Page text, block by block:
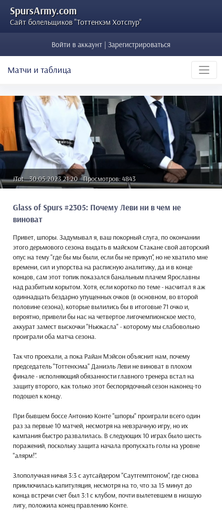
SpursArmy.com
Сайт болельщиков "Тоттенхэм Хотспур"
Войти в аккаунт | Зарегистрироваться
Матчи и таблица
iTot 30.05.2023 21:20 Просмотров: 4843
Glass of Spurs #2305: Почему Леви ни в чем не
виноват
Привет, шпоры. Задумывал я, ваш покорный слуга, по окончании
этого дерьмового сезона выдать в майском Стакане свой авторский
опус на тему "где бы мы были, если бы не прикуп", но не хватило мне
времени, сил и упорства на расписную аналитику, да и в конце
концов, сам этот топик показался банальным плачем Ярославны
над разбитым корытом. Хотя, если коротко по теме - насчитал я аж
одиннадцать бездарно упущенных очков (в основном, во второй
половине сезона), которые вылились бы в итоговые 71 очко и,
вероятно, привели бы нас на четвертое лигочемпионское место,
аккурат замест выскочки "Ньюкасла" - которому мы слабовольно
проиграли оба матча сезона.
Так что проехали, а пока Райан Мэйсон объяснит нам, почему
председатель "Тоттенхэма" Даниэль Леви не виноват в плохом
финале - исполняющий обязанности главного тренера встал на
защиту второго, как только этот беспорядочный сезон наконец-то
подошел к концу.
При бывшем боссе Антонио Конте "шпоры" проиграли всего один
раз за первые 10 матчей, несмотря на невзрачную игру, но их
кампания быстро развалилась. В следующих 10 играх было шесть
поражений, поскольку защита начала пропускать голы на уровне
"алярм!".
Злополучная ничья 3:3 с аутсайдером "Саутгемптоном", где снова
приключилась капитуляция, несмотря на то, что за 15 минут до
конца встречи счет был 3:1 с клубом, почти вылетевшем в низшую
лигу, положила конец правлению Конте.